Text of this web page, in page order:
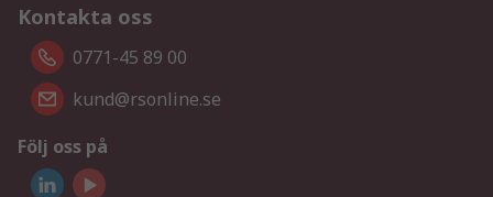
Kontakta oss
0771-45 89 00
kund@rsonline.se
Följ oss på